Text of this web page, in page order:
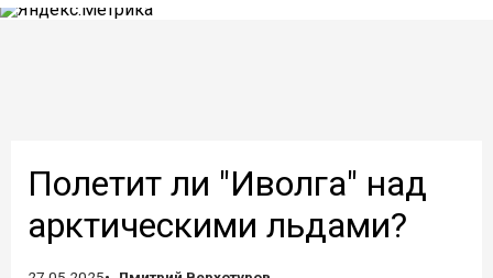
Полетит ли "Иволга" над
арктическими льдами?